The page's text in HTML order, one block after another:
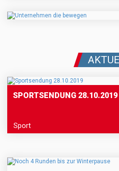
SPORTSENDUNG 28.10.2019
Sport